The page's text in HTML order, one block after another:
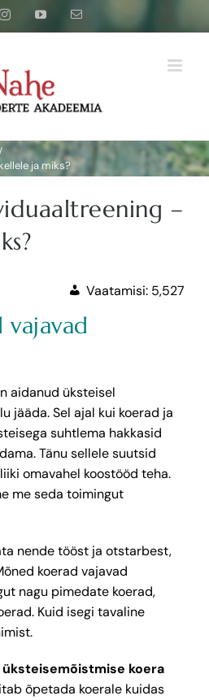
InstagramYouTubeEmail
ja miks?
–
Vaatamisi: 5,527
vajavad
aidanud üksteisel
jääda. Sel ajal kui koerad ja
suhtlema hakkasid
Tänu sellele suutsid
omavahel koostööd teha.
me seda toimingut
nende tööst ja otstarbest,
koerad vajavad
nagu pimedate koerad,
Kuid isegi tavaline
koera
õpetada koerale kuidas